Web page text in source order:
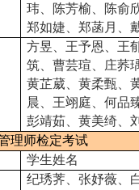
玮、陈芳榆、陈俞
郑如婕、郑菡月、
方昱、王予恩、王
筑、曹芸瑄、庄荞
黄芷葳、黄柔甄、
晨、王翊庭、何品
彭靖茹、黄美绮、
理师检定考试
学生姓名
纪琇荠、张妤薇、